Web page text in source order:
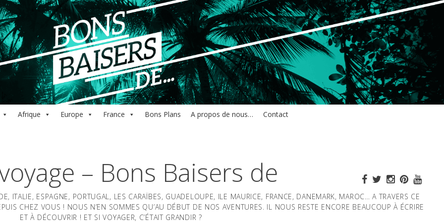
Afrique Europe France Bons Plans A propos de nous… Contact
– Bons Baisers de
ITALIE, ESPAGNE, PORTUGAL, LES CARAÏBES, GUADELOUPE, ILE MAURICE, FRANCE, DANEMARK, MAROC… A TRAVERS CE
CHEZ VOUS ! NOUS N’EN SOMMES QU’AU DÉBUT DE NOS AVENTURES. IL NOUS RESTE ENCORE BEAUCOUP À ÉCRIRE
ET À DÉCOUVRIR ! ET SI VOYAGER, C’ÉTAIT GRANDIR ?